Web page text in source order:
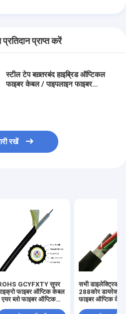
प्राप्त करें
स्टील टेप बख़्तरबंद हाइब्रिड ऑप्टिकल
फाइबर केबल / पाइपलाइन फाइबर
रखें
GCYFXTY सुपर
फाइबर ऑप्टिक केबल
ब्लो फाइबर ऑप्टिक
सभी डाइलेक्ट्रिक
288कोर डायरेक्ट
फाइबर ऑप्टिक